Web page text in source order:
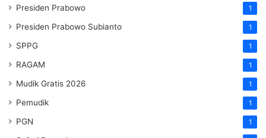
Presiden Prabowo 1
Presiden Prabowo Subianto 1
SPPG 1
RAGAM 1
Mudik Gratis 2026 1
Pemudik 1
PGN 1